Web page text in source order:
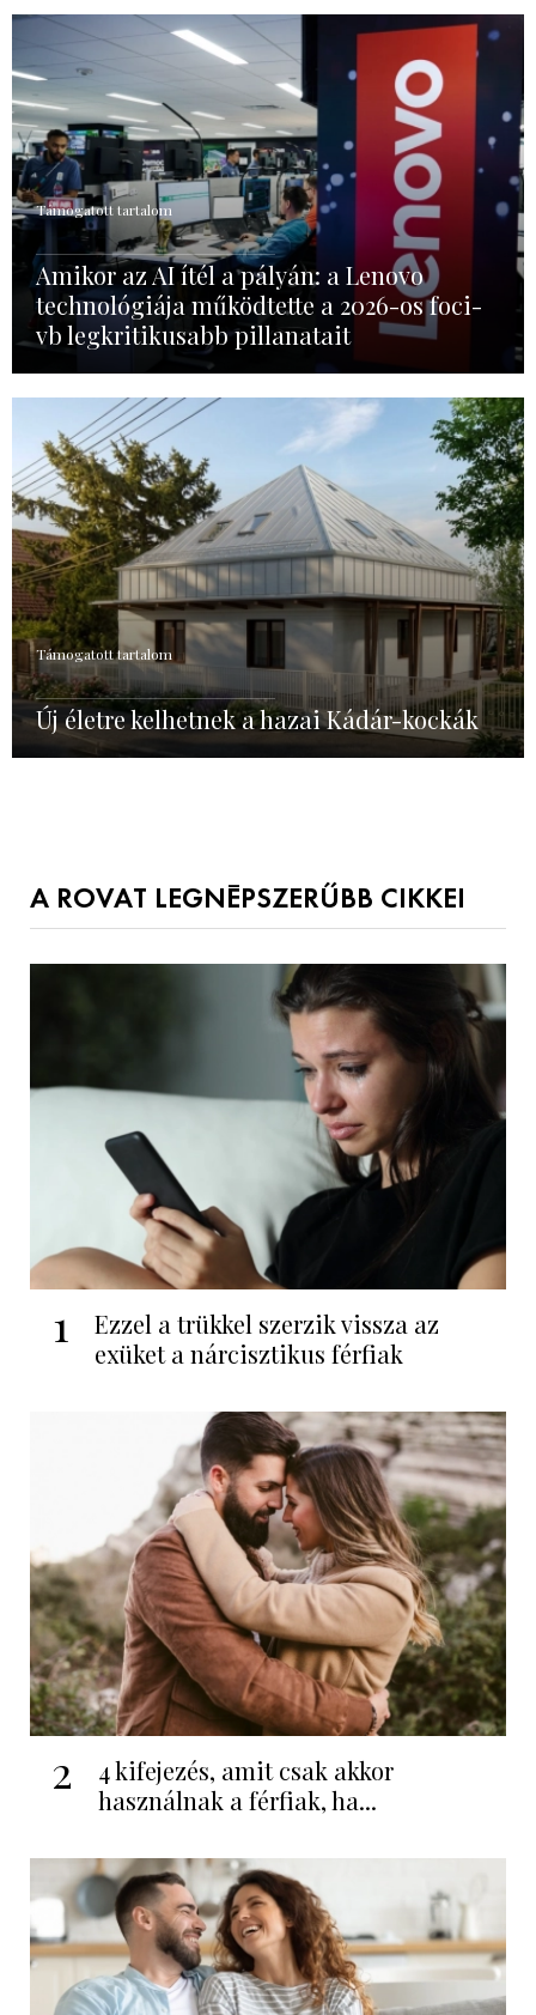
Támogatott tartalom
Amikor az AI ítél a pályán: a Lenovo
technológiája működtette a 2026-os foci-
vb legkritikusabb pillanatait
Támogatott tartalom
Új életre kelhetnek a hazai Kádár-kockák
A ROVAT LEGNÉPSZERŰBB CIKKEI
1
Ezzel a trükkel szerzik vissza az
exüket a nárcisztikus férfiak
2
4 kifejezés, amit csak akkor
használnak a férfiak, ha...